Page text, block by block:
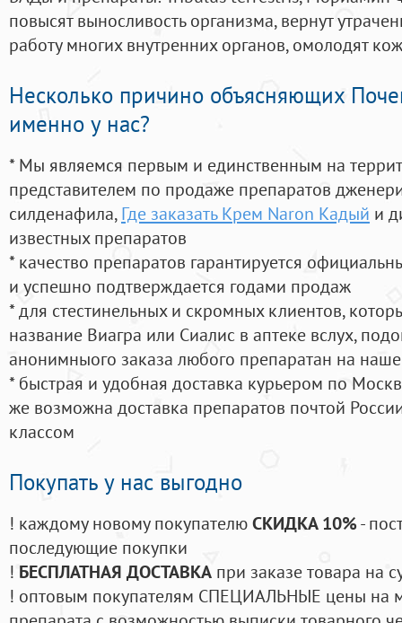
повысят выносливость организма, вернут
работу многих внутренних органов, омолодят
Несколько причино объясняющих
именно у нас?
* Мы являемся первым и единственным на
представителем по продаже препаратов
силденафила, Где заказать Крем Naron Кадый и
известных препаратов
* качество препаратов гарантируется
и успешно подтверждается годами продаж
* для стестинельных и скромных клиентов,
название Виагра или Сиалис в аптеке вслух,
анонимныого заказа любого препаратан на
* быстрая и удобная доставка курьером по
же возможна доставка препаратов почтой
классом
Покупать у нас выгодно
! каждому новому покупателюСКИДКА 10%-
последующие покупки
! БЕСПЛАТНАЯ ДОСТАВКА при заказе товара на
! оптовым покупателям СПЕЦИАЛЬНЫЕ цены на